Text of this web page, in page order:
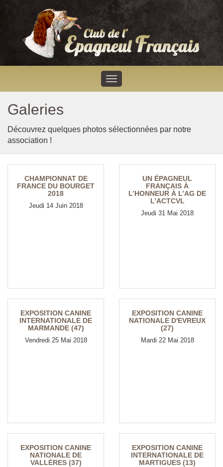
Galeries
Découvrez quelques photos sélectionnées par notre
association !
CHAMPIONNAT DE
FRANCE DU BOURGET
2018
Jeudi 14 Juin 2018
UN ÉPAGNEUL
FRANÇAIS À
L’HONNEUR À L’AG DE
L’ACTCVL
Jeudi 31 Mai 2018
EXPOSITION CANINE
INTERNATIONALE DE
MARMANDE (47)
Vendredi 25 Mai 2018
EXPOSITION CANINE
NATIONALE D'EVREUX
(27)
Mardi 22 Mai 2018
EXPOSITION CANINE
NATIONALE DE
VALLÈRES (37)
EXPOSITION CANINE
INTERNATIONALE DE
MARTIGUES (13)